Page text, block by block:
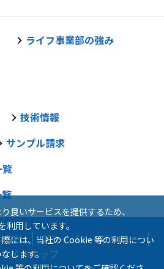
ライフ事業部の強み
技術情報
サンプル請求
針
プライバシーポリシー
サイトマップ
良いサービスを提供するため、
用しています。
には、当社の Cookie 等の利用につい
します。